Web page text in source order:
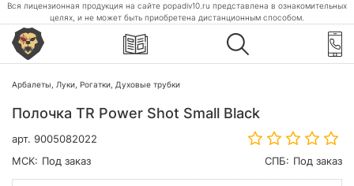
Вся лицензионная продукция на сайте popadiv10.ru представлена в ознакомительных
целях, и не может быть приобретена дистанционным способом.
Арбалеты, Луки, Рогатки, Духовые трубки
Полочка TR Power Shot Small Black
арт. 9005082022
МСК: Под заказ СПБ: Под заказ